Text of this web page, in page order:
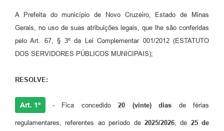
A Prefeita do município de Novo Cruzeiro, Estado de Minas
Gerais, no uso de suas atribuições legais, que lhe são conferidas
pelo Art. 67, § 3º da Lei Complementar 001/2012 (ESTATUTO
DOS SERVIDORES PÚBLICOS MUNICIPAIS);
RESOLVE:
Art. 1º - Fica concedido20 (vinte) dias de férias
regulamentares, referentes ao período de 2025/2026, de 25 de